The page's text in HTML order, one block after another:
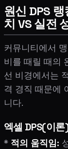
원신 DPS
치 VS 실전
커뮤니티에서
비를 때릴 때의
선 비경에서는
격 경직 때문에
니다.
엑셀 DPS(이
* 적의 움직임: